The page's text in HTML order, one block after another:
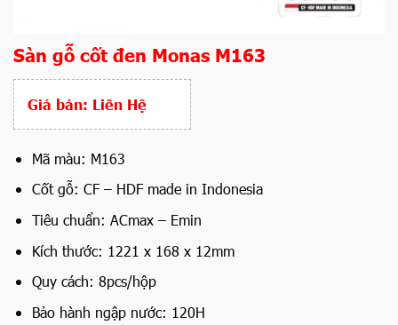
Sàn gỗ cốt đen Monas M163
Giá bán: Liên Hệ
Mã màu: M163
Cốt gỗ: CF – HDF made in Indonesia
Tiêu chuẩn: ACmax – Emin
Kích thước: 1221 x 168 x 12mm
Quy cách: 8pcs/hộp
Bảo hành ngập nước: 120H